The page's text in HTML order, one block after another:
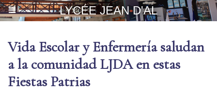
LYCÉE JEAN D'AL
Vida Escolar y Enfermería saludan
a la comunidad LJDA en estas
Fiestas Patrias